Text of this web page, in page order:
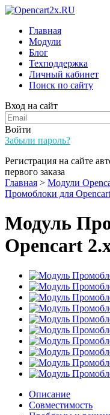
Главная
Модули
Блог
Техподдержка
Личный кабинет
Поиск по сайту
Вход на сайт
Войти
Забыли пароль?
Регистрация на сайте
первого заказа
Главная > Модули
Промоблоки для
Модуль
Opencart
Описание
Совместимость